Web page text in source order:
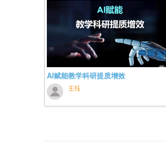
AI赋能教学科研提质增效
王珏